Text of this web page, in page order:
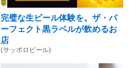
完璧な生ビール体験を。ザ・パ
ーフェクト黒ラベルが飲めるお
店
(サッポロビール)